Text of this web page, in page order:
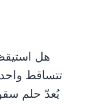
هل
تتساقط
يُعدّ حلم